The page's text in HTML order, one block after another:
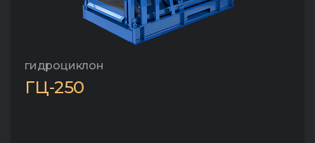
гидроциклон
ГЦ-250